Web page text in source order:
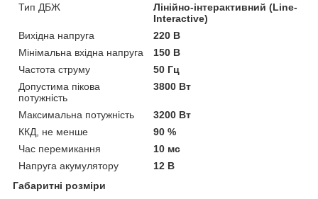
Тип ДБЖ
Лінійно-інтерактивний (Line-
Interactive)
Вихідна напруга
220 В
Мінімальна вхідна напруга
150 В
Частота струму
50 Гц
Допустима пікова
потужність
3800 Вт
Максимальна потужність
3200 Вт
ККД, не менше
90 %
Час перемикання
10 мс
Напруга акумулятору
12 В
Габаритні розміри